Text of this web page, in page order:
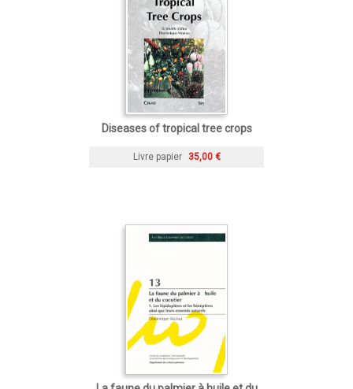
Diseases of tropical tree crops
Livre papier 35,00 €